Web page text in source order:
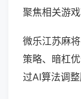
聚焦相关游
微乐江苏麻
策略、暗杠
过AI算法调整